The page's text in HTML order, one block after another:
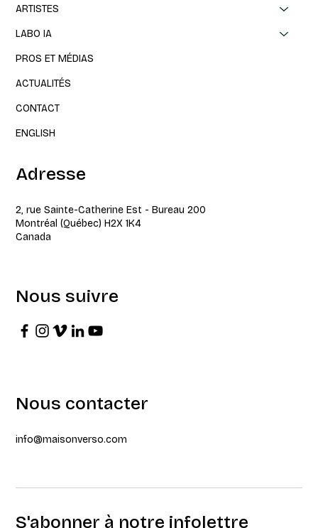
ARTISTES
LABO IA
PROS ET MÉDIAS
ACTUALITÉS
CONTACT
ENGLISH
Adresse
2, rue Sainte-Catherine Est - Bureau 200
Montréal (Québec) H2X 1K4
Canada
Nous suivre
Nous contacter
info@maisonverso.com
S'abonner à notre infolettre